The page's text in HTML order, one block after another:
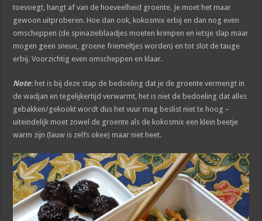
toevoegt, hangt af van de hoeveelheid groente. Je moet het maar
gewoon uitproberen. Hoe dan ook, kokosmix erbij en dan nog even
omscheppen (de spinazieblaadjes moeten krimpen en ietsje slap maar
mogen geen sneue, groene friemeltjes worden) en tot slot de tauge
erbij. Voorzichtig even omscheppen en klaar.
Note: het is bij deze stap de bedoeling dat je de groente vermengt in
de wadjan en tegelijkertijd verwarmt, het is niet de bedoeling dat alles
gebakken/gekookt wordt dus het vuur mag beslist niet te hoog –
uiteindelijk moet zowel de groente als de kokosmix een klein beetje
warm zijn (lauw is zelfs okee) maar niet heet.